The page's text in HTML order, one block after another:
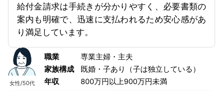
給付金請求は手続きが分かりやすく、必要書類の
案内も明確で、迅速に支払われるため安心感があ
り満足しています。
女性/50代
職業
専業主婦・主夫
家族構成
既婚・子あり（子は独立している）
年収
800万円以上900万円未満